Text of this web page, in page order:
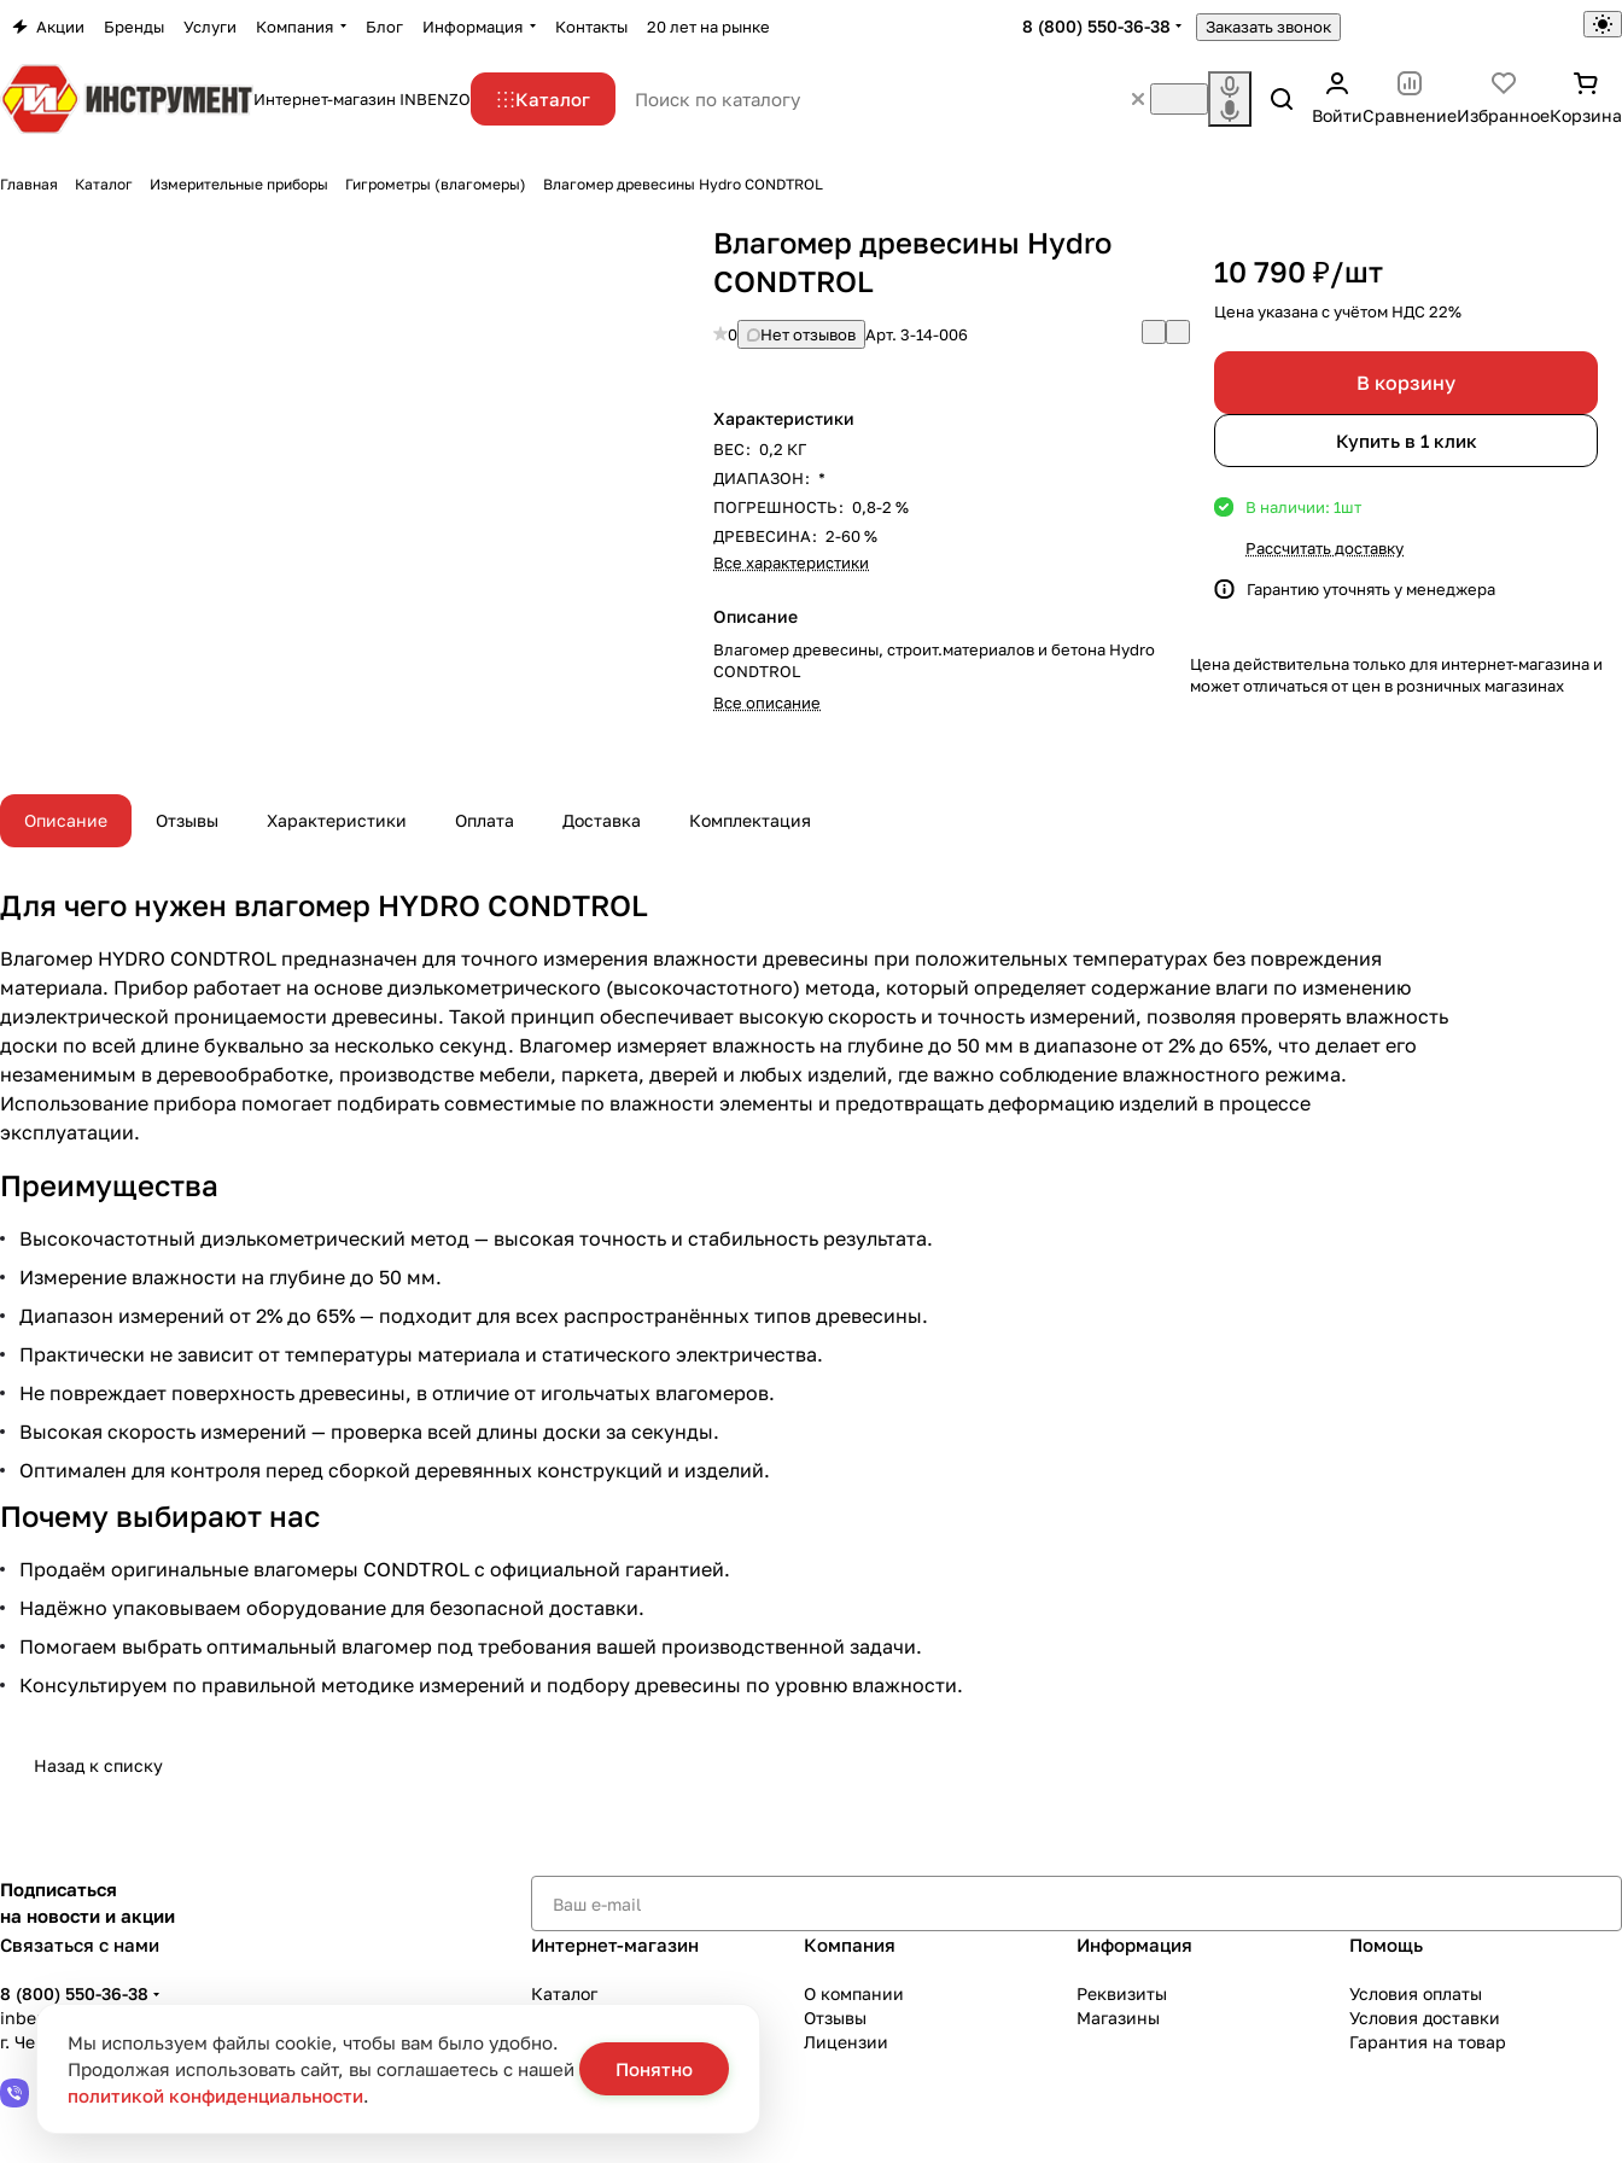
Мы используем файлы cookie, чтобы вам было удобно.
Продолжая использовать сайт, вы соглашаетесь с нашей
политикой конфиденциальности.
Понятно
Акции Бренды Услуги Компания Блог Информация Контакты 20 лет на рынке 8 (800) 550-36-38 Заказать звонок
Интернет-магазин INBENZO Каталог
ВойтиСравнениеИзбранноеКорзина
Главная Каталог Измерительные приборы Гигрометры (влагомеры) Влагомер древесины Hydro CONDTROL
Влагомер древесины Hydro
CONDTROL
0 Нет отзывов Арт.3-14-006
Характеристики
ВЕС: 0,2 КГ
ДИАПАЗОН: *
ПОГРЕШНОСТЬ: 0,8-2 %
ДРЕВЕСИНА: 2-60 %
Все характеристики
Описание
Влагомер древесины, строит.материалов и бетона Hydro
CONDTROL
Все описание
10 790 ₽/шт
Цена указана с учётом НДС 22%
В корзину
Купить в 1 клик
В наличии: 1шт
Рассчитать доставку
Гарантию уточнять у менеджера
Цена действительна только для интернет-магазина и
может отличаться от цен в розничных магазинах
Описание Отзывы Характеристики Оплата Доставка Комплектация
Для чего нужен влагомер HYDRO CONDTROL
Влагомер HYDRO CONDTROL предназначен для точного измерения влажности древесины при положительных температурах без повреждения
материала. Прибор работает на основе диэлькометрического (высокочастотного) метода, который определяет содержание влаги по изменению
диэлектрической проницаемости древесины. Такой принцип обеспечивает высокую скорость и точность измерений, позволяя проверять влажность
доски по всей длине буквально за несколько секунд. Влагомер измеряет влажность на глубине до 50 мм в диапазоне от 2% до 65%, что делает его
незаменимым в деревообработке, производстве мебели, паркета, дверей и любых изделий, где важно соблюдение влажностного режима.
Использование прибора помогает подбирать совместимые по влажности элементы и предотвращать деформацию изделий в процессе
эксплуатации.
Преимущества
Высокочастотный диэлькометрический метод — высокая точность и стабильность результата.
Измерение влажности на глубине до 50 мм.
Диапазон измерений от 2% до 65% — подходит для всех распространённых типов древесины.
Практически не зависит от температуры материала и статического электричества.
Не повреждает поверхность древесины, в отличие от игольчатых влагомеров.
Высокая скорость измерений — проверка всей длины доски за секунды.
Оптимален для контроля перед сборкой деревянных конструкций и изделий.
Почему выбирают нас
Продаём оригинальные влагомеры CONDTROL с официальной гарантией.
Надёжно упаковываем оборудование для безопасной доставки.
Помогаем выбрать оптимальный влагомер под требования вашей производственной задачи.
Консультируем по правильной методике измерений и подбору древесины по уровню влажности.
Назад к списку
Подписаться
на новости и акции
Связаться с нами
8 (800) 550-36-38
inbenzo35@list.ru
г. Череповец, ул. Вологодская, д. 50А
Интернет-магазин
Каталог
Бренды
Услуги
Компания
О компании
Отзывы
Лицензии
Информация
Реквизиты
Магазины
Помощь
Условия оплаты
Условия доставки
Гарантия на товар